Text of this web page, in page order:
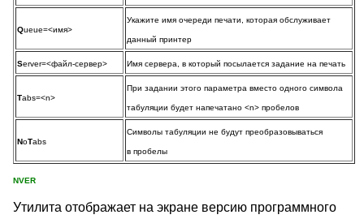
Queue=<имя>
Укажите имя очереди печати, которая обслуживает
данный принтер
Server=<файл-сервер> Имя сервера, в который посылается задание на печать
Tabs=<n>
При задании этого параметра вместо одного символа
табуляции будет напечатано <n> пробелов
NoTabs
Символы табуляции не будут преобразовываться
в пробелы
NVER
Утилита отображает на экране версию программного